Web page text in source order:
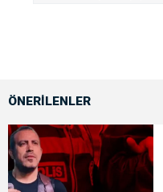
ÖNERİLENLER